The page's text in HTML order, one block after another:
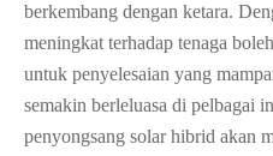
berkembang dengan ketara.
meningkat terhadap tenaga
untuk penyelesaian yang
semakin berleluasa di pelbagai
penyongsang solar hibrid akan